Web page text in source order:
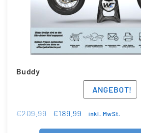
Buddy
ANGEBOT!
€209.99 €189.99 inkl. MwSt.